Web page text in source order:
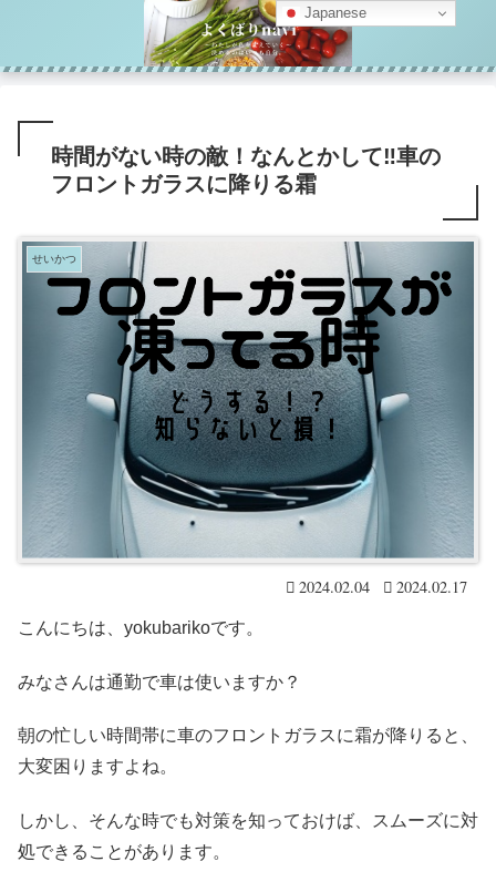
時間がない時の敵！なんとかして‼車の
フロントガラスに降りる霜
せいかつ
2024.02.04 2024.02.17
こんにちは、yokubarikoです。
みなさんは通勤で車は使いますか？
朝の忙しい時間帯に車のフロントガラスに霜が降りると、
大変困りますよね。
しかし、そんな時でも対策を知っておけば、スムーズに対
処できることがあります。
Japanese